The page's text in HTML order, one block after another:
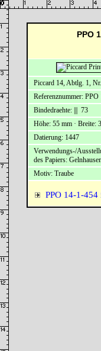
PPO
PPO 14-1-454
Piccard 14, Abtlg. 1,
Referenznummer:
Bindedraehte: ||| 73
Höhe: 55 mm · Breite:
Datierung: 1447
Verwendungs-/
des Papiers:
Motiv: Traube